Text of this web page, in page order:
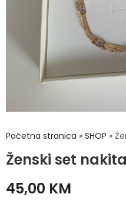
Početna stranica » SHOP »
Ženski set
45,00 KM